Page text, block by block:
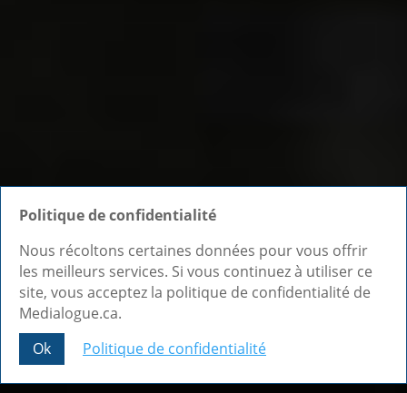
Politique de confidentialité
Nous récoltons certaines données pour vous offrir
les meilleurs services. Si vous continuez à utiliser ce
site, vous acceptez la politique de confidentialité de
Medialogue.ca.
Ok
Politique de confidentialité